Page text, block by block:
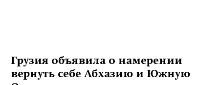
Грузия объявила о намерении
вернуть себе Абхазию и Южную